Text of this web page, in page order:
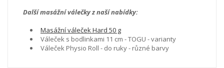
Další masážní válečky z naší nabídky:
Masážní váleček Hard 50 g
Váleček s bodlinkami 11 cm - TOGU - varianty
Váleček Physio Roll - do ruky - různé barvy